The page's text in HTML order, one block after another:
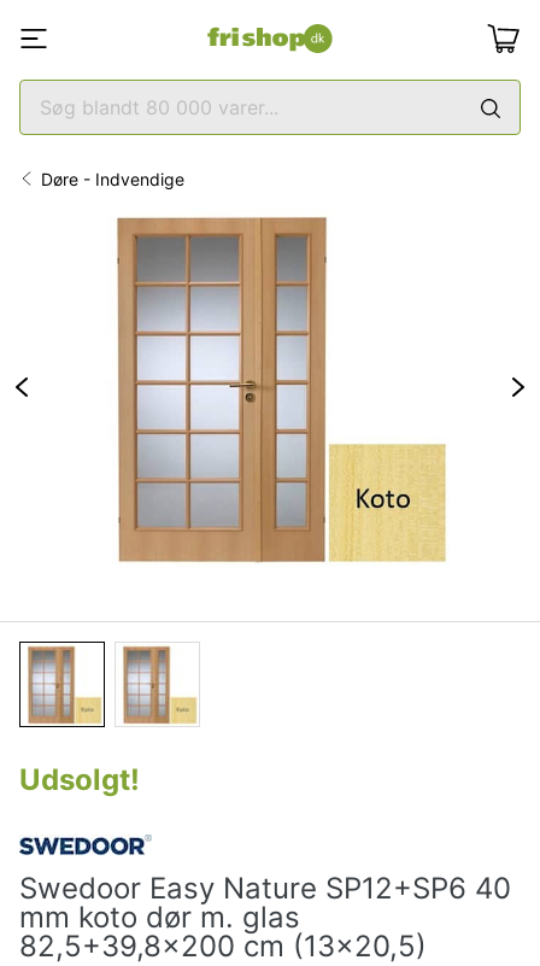
Døre - Indvendige
Udsolgt!
Swedoor Easy Nature SP12+SP6 40
mm koto dør m. glas
82,5+39,8x200 cm (13x20,5)